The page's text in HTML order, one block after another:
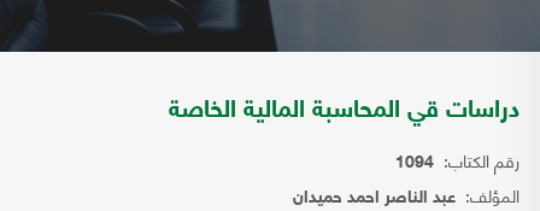
دراسات قي المحاسبة المالية الخاصة
رقم الكتاب: 1094
المؤلف: عبد الناصر احمد حميدان